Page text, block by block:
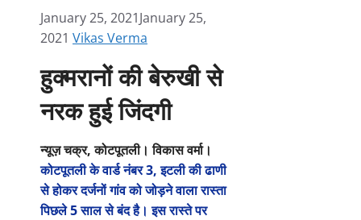
January 25, 2021January 25,
2021 Vikas Verma
हुक्मरानों की बेरुखी से
नरक हुई जिंदगी
न्यूज़ चक्र, कोटपूतली। विकास वर्मा।
कोटपूतली के वार्ड नंबर 3, इटली की ढाणी
से होकर दर्जनों गांव को जोड़ने वाला रास्ता
पिछले 5 साल से बंद है। इस रास्ते पर